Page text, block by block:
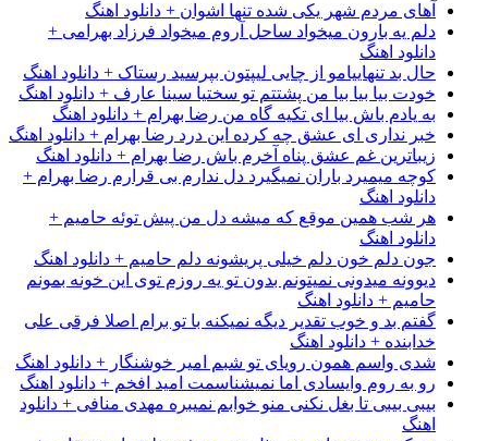
آهای مردم شهر یکی شده تنها اشوان + دانلود اهنگ
دلم یه بارون میخواد ساحل آروم میخواد فرزاد بهرامی +
دانلود اهنگ
حال بد تنهاییامو از چایی لیپتون بپرسید رستاک + دانلود اهنگ
خودت بیا بیا بیا من پشتتم تو سختیا سینا عارف + دانلود اهنگ
به یادم باش بیا ای تکیه گاه من رضا بهرام + دانلود اهنگ
خبر نداری ای عشق چه کرده این درد رضا بهرام + دانلود اهنگ
زیباترین غم عشق پناه آخرم باش رضا بهرام + دانلود اهنگ
کوچه میمیرد باران نمیگیرد دل ندارم بی قرارم رضا بهرام +
دانلود اهنگ
هر شب همین موقع که میشه دل من پیش توئه حامیم +
دانلود اهنگ
جون دلم خون دلم خیلی پریشونه دلم حامیم + دانلود اهنگ
دیوونه میدونی نمیتونم بدون تو یه روزم توی این خونه بمونم
حامیم + دانلود اهنگ
گفتم بد و خوب تقدیر دیگه نمیکنه با تو برام اصلا فرقی علی
خدابنده + دانلود اهنگ
شدی واسم همون رویای تو شبم امیر خوشنگار + دانلود اهنگ
رو به روم وایسادی اما نمیشناسمت امید افخم + دانلود اهنگ
بیبی بیبی تا بغل نکنی منو خوابم نمیبره مهدی منافی + دانلود
اهنگ